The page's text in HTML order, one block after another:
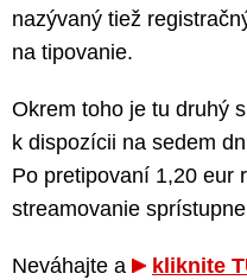
nazývaný tiež
na tipovanie.
Okrem toho je tu druhý
k dispozícii na sedem
Po pretipovaní 1,20 eur
streamovanie
Neváhajte a
kliknite